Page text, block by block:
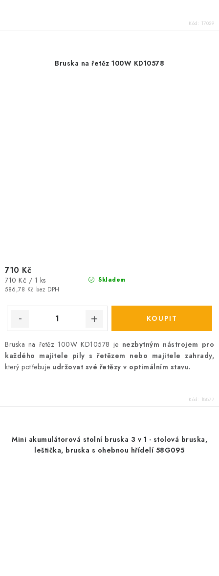
Kód: 17029
Bruska na řetěz 100W KD10578
Skladem
586,78 Kč bez DPH
710 Kč
Měrná
cena:
710 Kč / 1 ks
Bruska na řetěz 100W KD10578 je nezbytným nástrojem pro
každého majitele pily s řetězem nebo majitele zahrady,
který potřebuje udržovat své řetězy v optimálním stavu.
Kód: 18877
Mini akumulátorová stolní bruska 3 v 1 - stolová bruska,
leštička, bruska s ohebnou hřídelí 58G095